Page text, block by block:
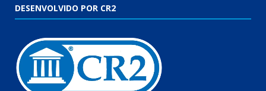
DESENVOLVIDO POR CR2